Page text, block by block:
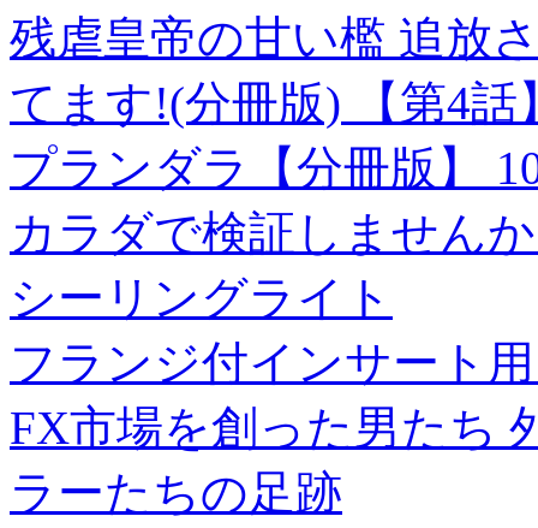
残虐皇帝の甘い檻 追放
てます!(分冊版) 【第4話
プランダラ【分冊版】
カラダで検証しません
シーリングライト
フランジ付インサート
FX市場を創った男たち
ラーたちの足跡